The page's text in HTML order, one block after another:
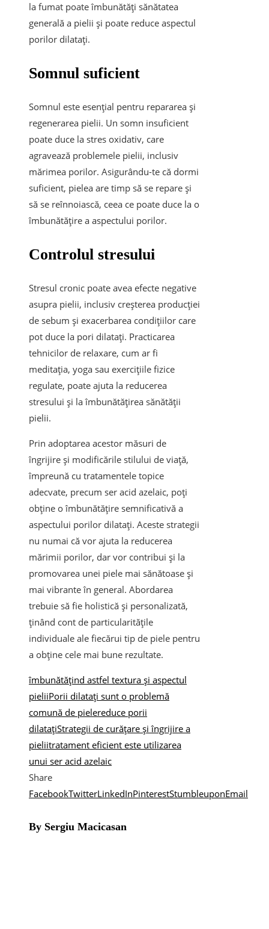
la fumat poate îmbunătăți sănătatea
generală a pielii și poate reduce aspectul
porilor dilatați.
Somnul suficient
Somnul este esențial pentru repararea și
regenerarea pielii. Un somn insuficient
poate duce la stres oxidativ, care
agravează problemele pielii, inclusiv
mărimea porilor. Asigurându-te că dormi
suficient, pielea are timp să se repare și
să se reînnoiască, ceea ce poate duce la o
îmbunătățire a aspectului porilor.
Controlul stresului
Stresul cronic poate avea efecte negative
asupra pielii, inclusiv creșterea producției
de sebum și exacerbarea condițiilor care
pot duce la pori dilatați. Practicarea
tehnicilor de relaxare, cum ar fi
meditația, yoga sau exercițiile fizice
regulate, poate ajuta la reducerea
stresului și la îmbunătățirea sănătății
pielii.
Prin adoptarea acestor măsuri de
îngrijire și modificările stilului de viață,
împreună cu tratamentele topice
adecvate, precum ser acid azelaic, poți
obține o îmbunătățire semnificativă a
aspectului porilor dilatați. Aceste strategii
nu numai că vor ajuta la reducerea
mărimii porilor, dar vor contribui și la
promovarea unei piele mai sănătoase și
mai vibrante în general. Abordarea
trebuie să fie holistică și personalizată,
ținând cont de particularitățile
individuale ale fiecărui tip de piele pentru
a obține cele mai bune rezultate.
îmbunătățind astfel textura și aspectul
pieliiPorii dilatați sunt o problemă
comună de pielereduce porii
dilatațiStrategii de curățare și îngrijire a
pieliitratament eficient este utilizarea
unui ser acid azelaic
Share
FacebookTwitterLinkedInPinterestStumbleuponEmail
By Sergiu Macicasan